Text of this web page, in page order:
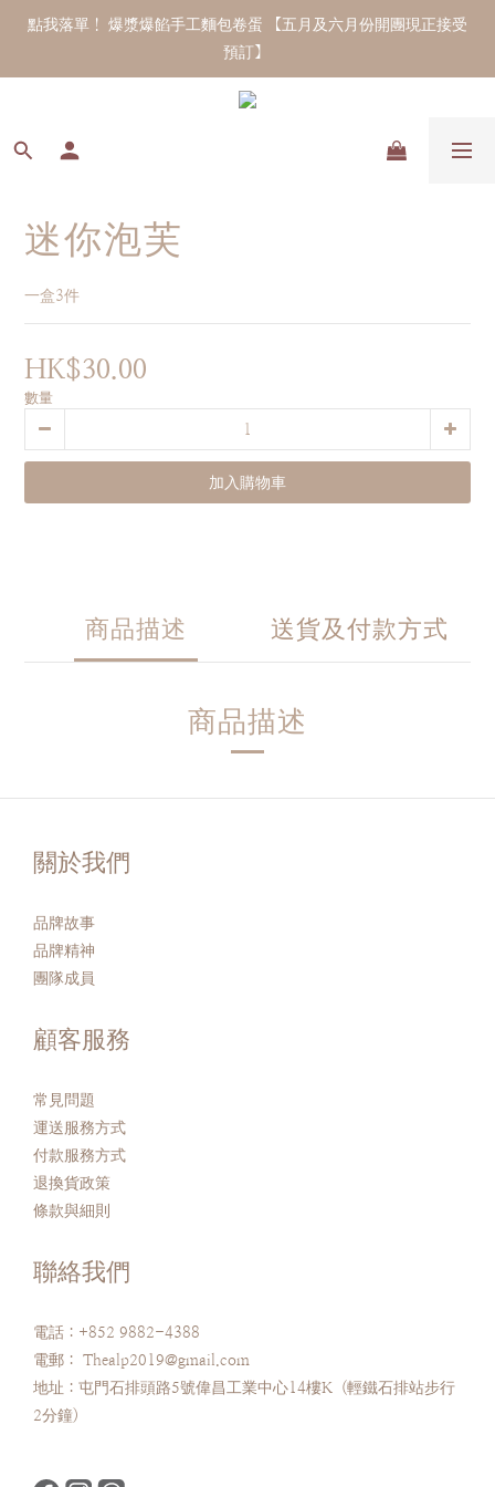
點我落單！ 爆漿爆餡手工麵包卷蛋 【五月及六月份開團現正接受
預訂】
迷你泡芙
一盒3件
HK$30.00
數量
加入購物車
商品描述 送貨及付款方式
商品描述
關於我們
品牌故事
品牌精神
團隊成員
顧客服務
常見問題
運送服務方式
付款服務方式
退換貨政策
條款與細則
聯絡我們
電話：+852 9882-4388
電郵： Thealp2019@gmail.com
地址：屯門石排頭路5號偉昌工業中心14樓K (輕鐵石排站步行
2分鐘)